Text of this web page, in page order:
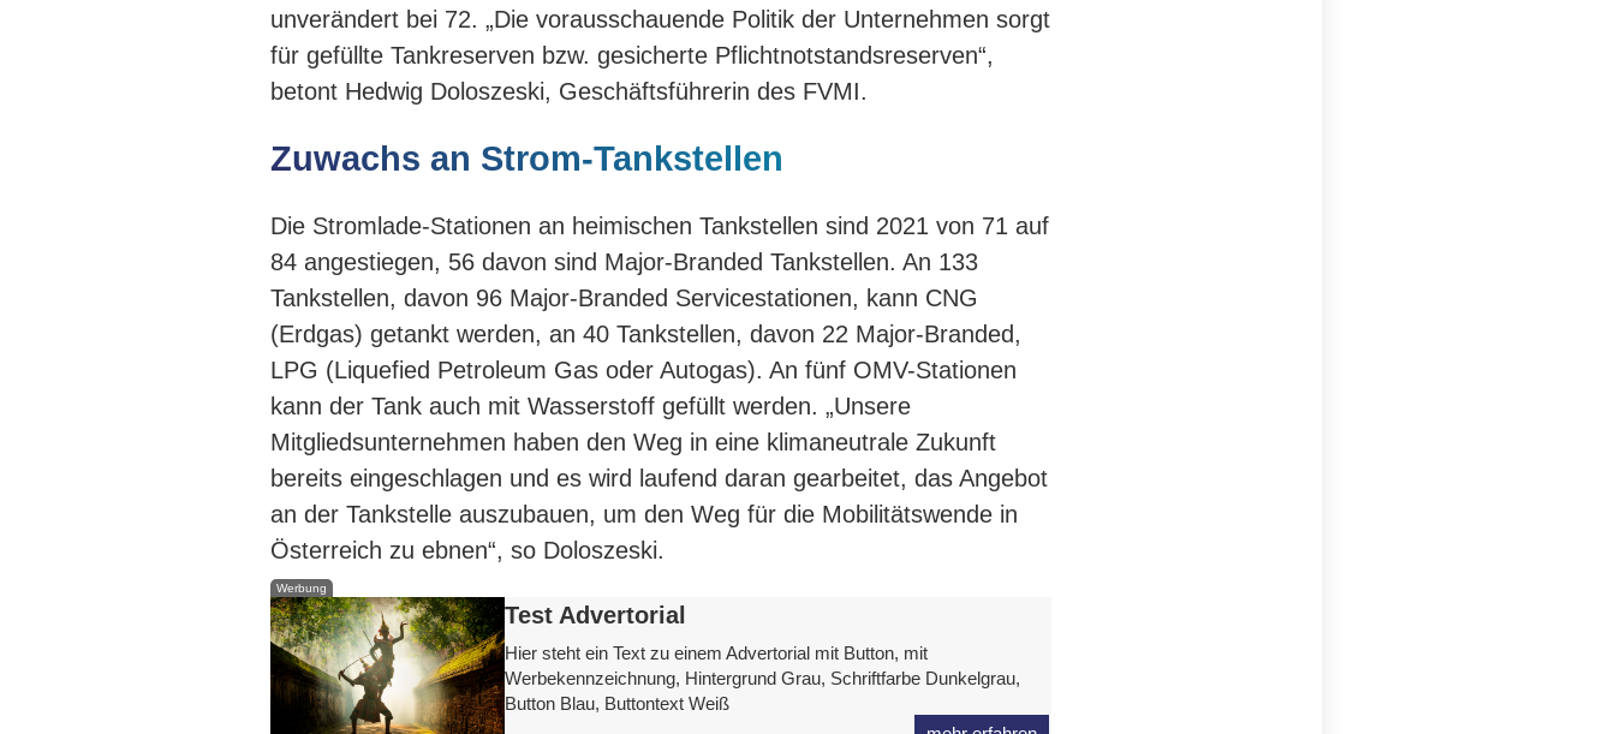
unverändert bei 72. „Die vorausschauende Politik der Unternehmen sorgt
für gefüllte Tankreserven bzw. gesicherte Pflichtnotstandsreserven“,
betont Hedwig Doloszeski, Geschäftsführerin des FVMI.
Zuwachs an Strom-Tankstellen
Die Stromlade-Stationen an heimischen Tankstellen sind 2021 von 71 auf
84 angestiegen, 56 davon sind Major-Branded Tankstellen. An 133
Tankstellen, davon 96 Major-Branded Servicestationen, kann CNG
(Erdgas) getankt werden, an 40 Tankstellen, davon 22 Major-Branded,
LPG (Liquefied Petroleum Gas oder Autogas). An fünf OMV-Stationen
kann der Tank auch mit Wasserstoff gefüllt werden. „Unsere
Mitgliedsunternehmen haben den Weg in eine klimaneutrale Zukunft
bereits eingeschlagen und es wird laufend daran gearbeitet, das Angebot
an der Tankstelle auszubauen, um den Weg für die Mobilitätswende in
Österreich zu ebnen“, so Doloszeski.
Werbung
Test Advertorial
Hier steht ein Text zu einem Advertorial mit Button, mit
Werbekennzeichnung, Hintergrund Grau, Schriftfarbe Dunkelgrau,
Button Blau, Buttontext Weiß